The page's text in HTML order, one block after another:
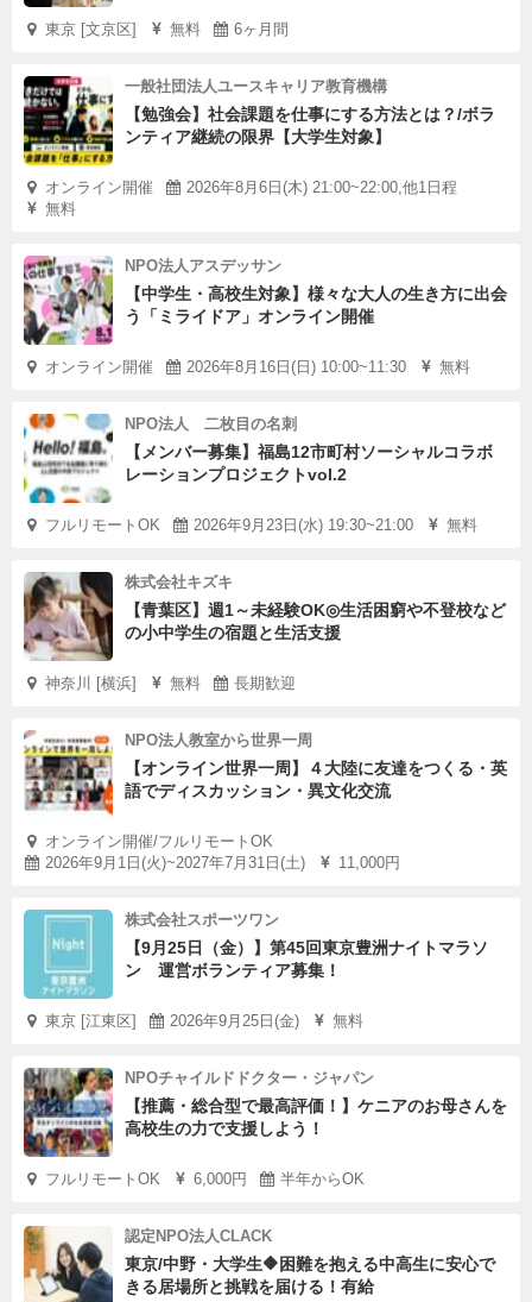
東京 [文京区] 無料 6ヶ月間
一般社団法人ユースキャリア教育機構
【勉強会】社会課題を仕事にする方法とは？/ボラ
ンティア継続の限界【大学生対象】
オンライン開催
2026年8月6日(木) 21:00~22:00,他1日程
無料
NPO法人アスデッサン
【中学生・高校生対象】様々な大人の生き方に出会
う「ミライドア」オンライン開催
オンライン開催 2026年8月16日(日) 10:00~11:30 無料
NPO法人 二枚目の名刺
【メンバー募集】福島12市町村ソーシャルコラボ
レーションプロジェクトvol.2
フルリモートOK 2026年9月23日(水) 19:30~21:00 無料
株式会社キズキ
【青葉区】週1～未経験OK◎生活困窮や不登校など
の小中学生の宿題と生活支援
神奈川 [横浜] 無料 長期歓迎
NPO法人教室から世界一周
【オンライン世界一周】４大陸に友達をつくる・英
語でディスカッション・異文化交流
オンライン開催/フルリモートOK
2026年9月1日(火)~2027年7月31日(土)
11,000円
株式会社スポーツワン
【9月25日（金）】第45回東京豊洲ナイトマラソ
ン 運営ボランティア募集！
東京 [江東区] 2026年9月25日(金) 無料
NPOチャイルドドクター・ジャパン
【推薦・総合型で最高評価！】ケニアのお母さんを
高校生の力で支援しよう！
フルリモートOK 6,000円 半年からOK
認定NPO法人CLACK
東京/中野・大学生🔶困難を抱える中高生に安心で
きる居場所と挑戦を届ける！有給